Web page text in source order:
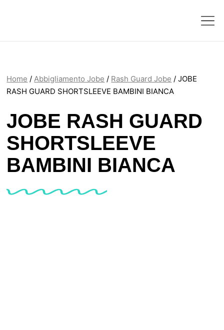
Home /Abbigliamento Jobe / Rash Guard Jobe / JOBE
RASH GUARD SHORTSLEEVE BAMBINI BIANCA
JOBE RASH GUARD
SHORTSLEEVE
BAMBINI BIANCA